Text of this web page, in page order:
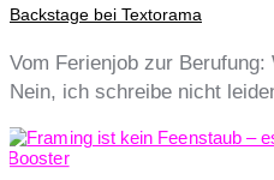
Backstage bei Textorama
Vom Ferienjob zur
Nein, ich schreibe nicht